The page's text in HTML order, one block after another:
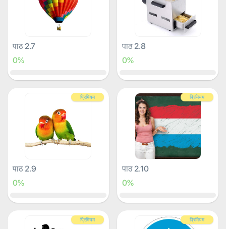
पाठ 2.7
0%
पाठ 2.8
0%
प्रिमियम
पाठ 2.9
0%
प्रिमियम
पाठ 2.10
0%
प्रिमियम प्रिमियम